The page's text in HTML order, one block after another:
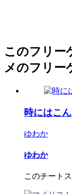
このフリー
メのフリー
時にはこ
ゆわか
ゆわか
このチート